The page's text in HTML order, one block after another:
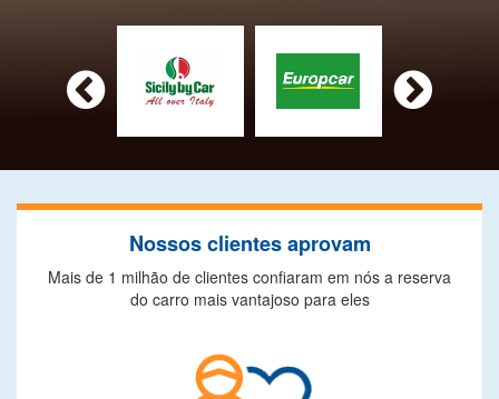
 
Nossos clientes aprovam
Mais de 1 milhão de clientes confiaram em nós a reserva
do carro mais vantajoso para eles